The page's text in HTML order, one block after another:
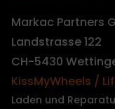
Markac Partners
Landstrasse 122
CH-5430
KissMyWheels /
Laden und